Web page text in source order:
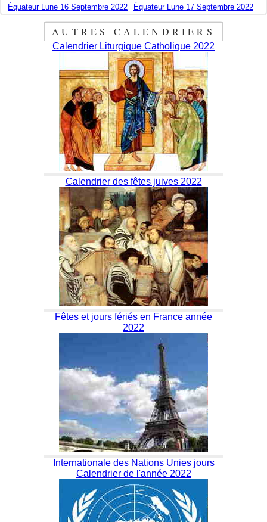
Équateur Lune 16 Septembre 2022
Équateur Lune 17 Septembre 2022
AUTRES CALENDRIERS
Calendrier Liturgique Catholique 2022
Calendrier des fêtes juives 2022
Fêtes et jours fériés en France année
2022
Internationale des Nations Unies jours
Calendrier de l'année 2022